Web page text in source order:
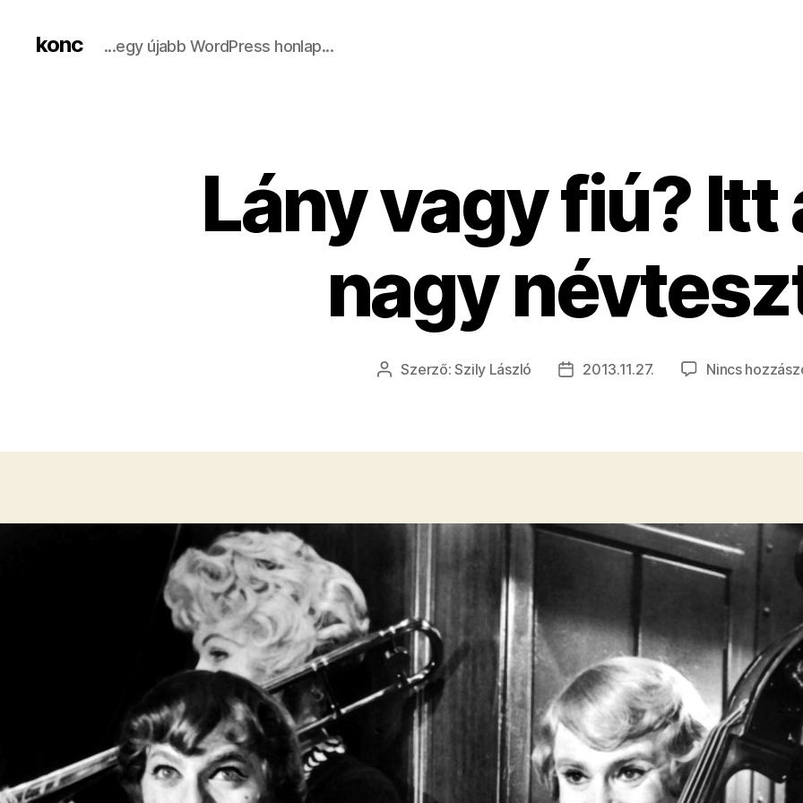
konc ...egy újabb WordPress honlap...
Lány vagy fiú? Itt
nagy
Bejegyzés
Szerző:Szily László
Bejegyzés
2013.11.27. Nincs